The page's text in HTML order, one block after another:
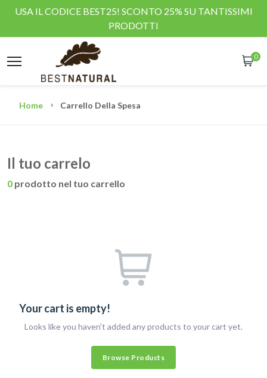
USA IL CODICE BEST25! SCONTO 25% SU TANTISSIMI
PRODOTTI
0
Home Carrello Della Spesa
Il tuo carrelo
0 prodotto nel tuo carrello
Your cart is empty!
Looks like you haven't added any products to your cart yet.
Browse Products